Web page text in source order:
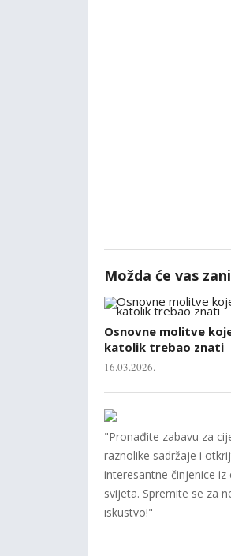
Možda će vas
Osnovne molitve
katolik trebao znati
16.03.2026.
"Pronađite zabavu za
raznolike sadržaje i
interesantne činjenice iz
svijeta. Spremite se za
iskustvo!"